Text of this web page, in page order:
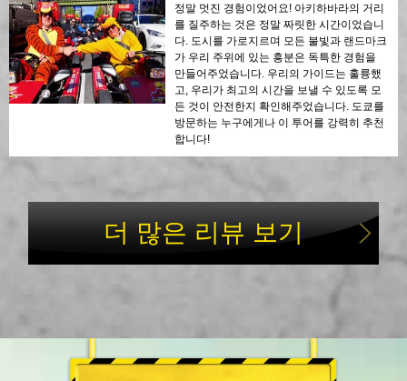
정말 멋진 경험이었어요! 아키하바라의 거리
를 질주하는 것은 정말 짜릿한 시간이었습니
다. 도시를 가로지르며 모든 불빛과 랜드마크
가 우리 주위에 있는 흥분은 독특한 경험을
만들어주었습니다. 우리의 가이드는 훌륭했
고, 우리가 최고의 시간을 보낼 수 있도록 모
든 것이 안전한지 확인해주었습니다. 도쿄를
방문하는 누구에게나 이 투어를 강력히 추천
합니다!
더 많은 리뷰 보기